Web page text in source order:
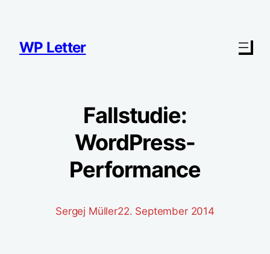
springen
WP Letter
Fallstudie:
WordPress-
Performance
Sergej Müller22. September 2014